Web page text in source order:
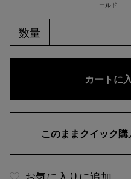
ールド
数量